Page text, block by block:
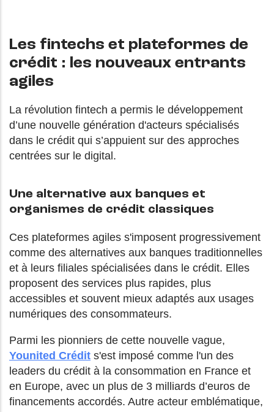
Les fintechs et plateformes de
crédit : les nouveaux entrants
agiles
La révolution fintech a permis le développement
d’une nouvelle génération d'acteurs spécialisés
dans le crédit qui s’appuient sur des approches
centrées sur le digital.
Une alternative aux banques et
organismes de crédit classiques
Ces plateformes agiles s'imposent progressivement
comme des alternatives aux banques traditionnelles
et à leurs filiales spécialisées dans le crédit. Elles
proposent des services plus rapides, plus
accessibles et souvent mieux adaptés aux usages
numériques des consommateurs.
Parmi les pionniers de cette nouvelle vague,
Younited Crédit s'est imposé comme l'un des
leaders du crédit à la consommation en France et
en Europe, avec un plus de 3 milliards d’euros de
financements accordés. Autre acteur emblématique,